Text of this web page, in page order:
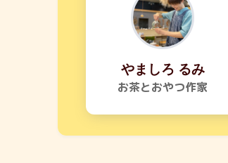
やましろ るみ
お茶とおやつ作家